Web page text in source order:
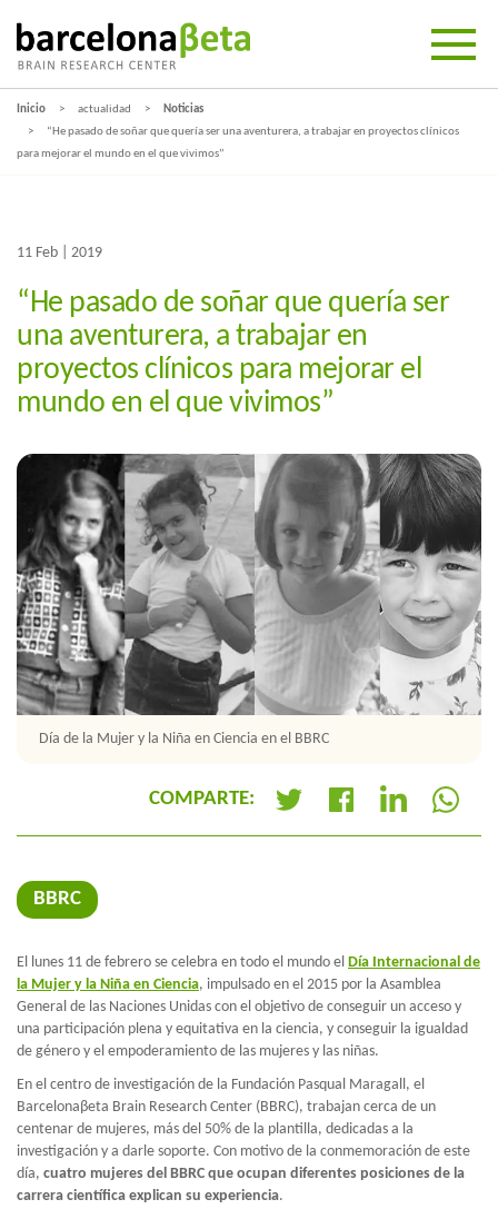
Inicio actualidad
Noticias
“He pasado de soñar que quería ser una aventurera, a trabajar en proyectos clínicos
para mejorar el mundo en el que vivimos”
11 Feb | 2019
“He pasado de soñar que quería ser
una aventurera, a trabajar en
proyectos clínicos para mejorar el
mundo en el que vivimos”
Día de la Mujer y la Niña en Ciencia en el BBRC
COMPARTE:
BBRC
El lunes 11 de febrero se celebra en todo el mundo el Día Internacional de
la Mujer y la Niña en Ciencia, impulsado en el 2015 por la Asamblea
General de las Naciones Unidas con el objetivo de conseguir un acceso y
una participación plena y equitativa en la ciencia, y conseguir la igualdad
de género y el empoderamiento de las mujeres y las niñas.
En el centro de investigación de la Fundación Pasqual Maragall, el
Barcelonaβeta Brain Research Center (BBRC), trabajan cerca de un
centenar de mujeres, más del 50% de la plantilla, dedicadas a la
investigación y a darle soporte. Con motivo de la conmemoración de este
día, cuatro mujeres del BBRC que ocupan diferentes posiciones de la
carrera científica explican su experiencia.